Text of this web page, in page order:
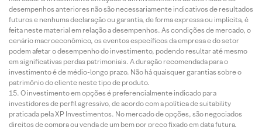
desempenhos anteriores não são necessariamente indicativos de resultados
futuros e nenhuma declaração ou garantia, de forma expressa ou implícita, é
feita neste material em relação a desempenhos. As condições de mercado, o
cenário macroeconômico, os eventos específicos da empresa e do setor
podem afetar o desempenho do investimento, podendo resultar até mesmo
em significativas perdas patrimoniais. A duração recomendada para o
investimento é de médio-longo prazo. Não há quaisquer garantias sobre o
patrimônio do cliente neste tipo de produto.
O investimento em opções é preferencialmente indicado para
investidores de perfil agressivo, de acordo com a política de suitability
praticada pela XP Investimentos. No mercado de opções, são negociados
direitos de compra ou venda de um bem por preço fixado em data futura,